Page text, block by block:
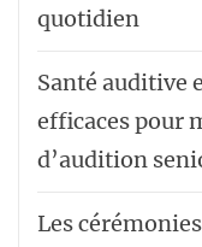
quotidien
Santé auditive
efficaces pour
d’audition
Les